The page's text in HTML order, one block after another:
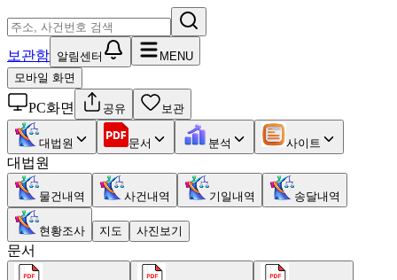
보관함 알림센터
MENU
모바일 화면
PC화면 공유 보관
대법원 문서 분석 사이트
대법원
물건내역 사건내역 기일내역 송달내역
현황조사 지도 사진보기
문서